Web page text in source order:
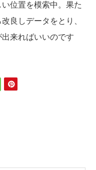
位置を模索中。果た
良しデータをとり、
来ればいいのです